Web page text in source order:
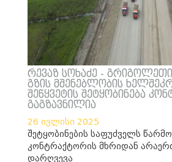
რევაზ სოხაძე -
გზის მშენებლობის
შეწყვეტის შეტყობინება
გაგზავნილია
26 ივლისი 2025
შეტყობინების საფუძველს
კონტრაქტორის მხრიდან
დარღვევა